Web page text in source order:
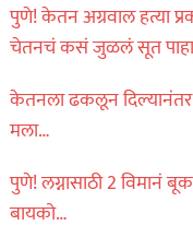
पुणे! केतन अग्रवाल हत्या
चेतनचं कसं जुळलं सूत
केतनला ढकलून दिल्यानंतर
मला…
पुणे! लग्नासाठी 2 विमानं
बायको…